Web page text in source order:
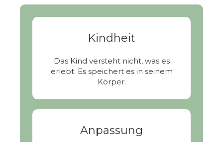
Kindheit
Das Kind versteht nicht, was es
erlebt: Es speichert es in seinem
Körper.
Anpassung